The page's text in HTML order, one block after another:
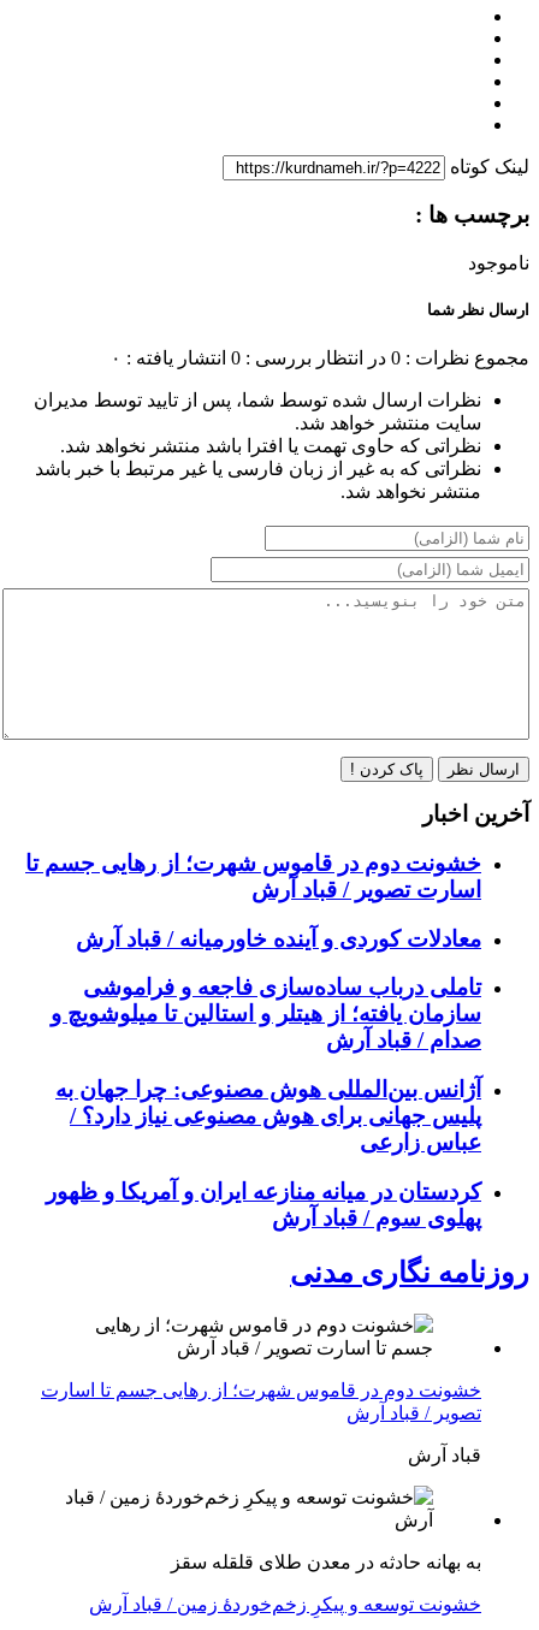
لینک کوتاه
برچسب ها :
ناموجود
ارسال نظر شما
مجموع نظرات : 0 در انتظار بررسی : 0 انتشار یافته : ۰
نظرات ارسال شده توسط شما، پس از تایید توسط مدیران
سایت منتشر خواهد شد.
نظراتی که حاوی تهمت یا افترا باشد منتشر نخواهد شد.
نظراتی که به غیر از زبان فارسی یا غیر مرتبط با خبر باشد
منتشر نخواهد شد.
ارسال نظر پاک کردن !
آخرین اخبار
خشونت دوم در قاموس شهرت؛ از رهایی جسم تا
اسارت تصویر / قباد آرش
معادلات کوردی و آینده خاورمیانه / قباد آرش
تاملی درباب سادەسازی فاجعە و فراموشی
سازمان یافتە؛ از هیتلر و استالین تا میلوشویچ و
صدام / قباد آرش
آژانس بین‌المللی هوش مصنوعی: چرا جهان به
پلیس جهانی برای هوش مصنوعی نیاز دارد؟ /
عباس زارعی
کردستان در میانه منازعە ایران و آمریکا و ظهور
پهلوی سوم / قباد آرش
روزنامه نگاری مدنی
خشونت دوم در قاموس شهرت؛ از رهایی جسم تا اسارت
تصویر / قباد آرش
قباد آرش
بە بهانه حادثە در معدن طلای قلقله سقز
خشونت توسعه و پیکرِ زخم‌خوردهٔ زمین / قباد آرش